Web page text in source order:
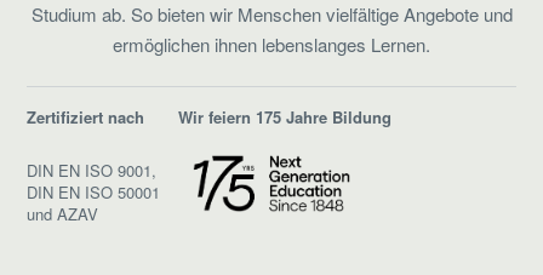
Studium ab. So bieten wir Menschen vielfältige Angebote und
ermöglichen ihnen lebenslanges Lernen.
Zertifiziert nach
DIN EN ISO 9001,
DIN EN ISO 50001
und AZAV
Wir feiern 175 Jahre Bildung